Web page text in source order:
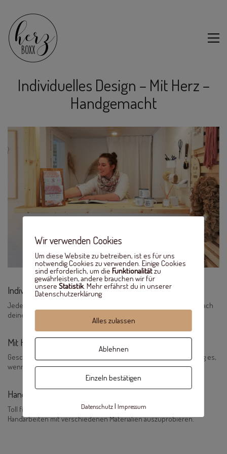
Individuelles Design – Mit Herz –
Handgemacht
Individuell
Jedes Produkt ist ein Einzelstück und wird individuell für dich, nach
deinen Wünschen u
Mit Herz
Geschenke, die von Herzen kommen sind die schönsten. Ich mag es,
wenn Dinge eine persönliche, ganz individuelle Note haben.
Handgemacht
Toll finde ich, Dinge selbst herzustellen undimmer wieder neue
Handarbeiten mit verschiedenen Materialien auszuprobieren.
Wir verwenden Cookies
Um diese Website zu betreiben, ist es für uns
notwendig Cookies zu verwenden. Einige Cookies
sind erforderlich, um die Funktionalitätzu
gewährleisten, andere brauchen wir für
unsere Statistik. Mehr erfährst du in unserer
Datenschutzerklärung
Alles zulassen
Ablehnen
Einzeln bestätigen
Datenschutz| Impressum